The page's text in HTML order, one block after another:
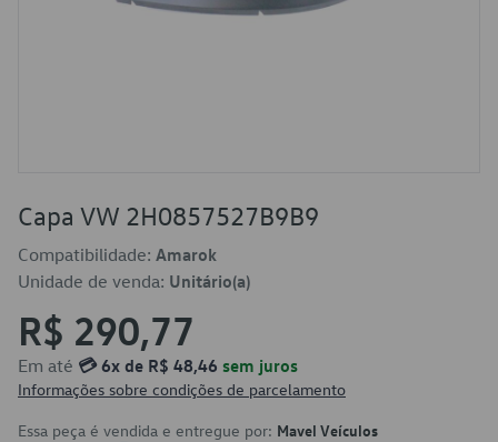
Capa VW 2H0857527B9B9
Compatibilidade: Amarok
Unidade de venda: Unitário(a)
R$ 290,77
Em até 💳 6x de R$ 48,46 sem juros
Informações sobre condições de parcelamento
Essa peça é vendida e entregue por: Mavel Veículos